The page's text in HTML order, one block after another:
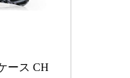
ース CH